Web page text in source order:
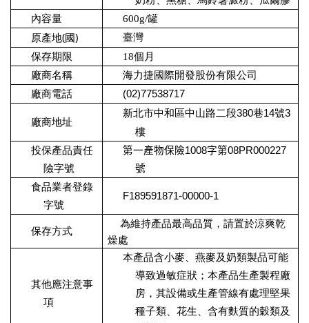
內容量
600g/罐
原產地(國)
臺灣
保存期限
18個月
廠商名稱
海力捷國際開發股份有限公司
廠商電話
(02)77538717
廠商地址
新北市中和區中山路二段380巷14號3
樓
投保產品責任
險字號
第一產物保險1008字第08PR000227
號
食品業者登錄
字號
F189591871-00000-1
保存方式
為維持產品最高品質，請置於涼爽乾
燥處
其他應注意事
項
本產品含小麥、燕麥及奶類製品可能
導致過敏症狀；本產品生產製程廠
房，其設備或生產管線有處理堅果
種子類、花生、含有麩質的穀類及